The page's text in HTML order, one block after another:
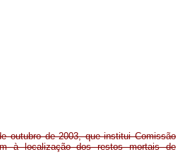
outubro de 2003, que institui Comissão
à localização dos restos mortais de